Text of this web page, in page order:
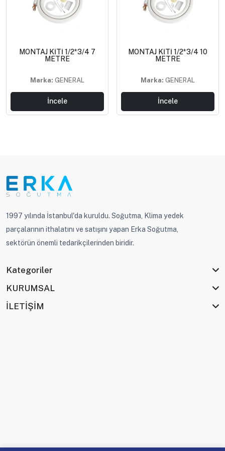
MONTAJ KİTİ 1/2*3/4 7
METRE
Marka: GENERAL
İncele
MONTAJ KİTİ 1/2*3/4 10
METRE
Marka: GENERAL
İncele
1997 yılında İstanbul'da kuruldu. Soğutma, Klima yedek
parçalarının ithalatını ve satışını yapan Erka Soğutma,
sektörün önemli tedarikçilerinden biridir.
Kategoriler
KURUMSAL
İLETİŞİM